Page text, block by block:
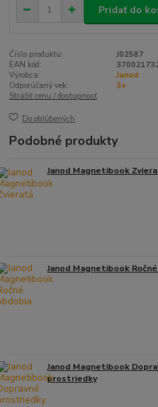
Pridať do
Číslo produktu:
J02587
EAN kód:
Výrobca:
Janod
Odporúčaný vek:
3+
Strážiť cenu / dostupnosť
Do obľúbených
Podobné produkty
Janod Magnetibook
Janod Magnetibook
Janod Magnetibook
prostriedky